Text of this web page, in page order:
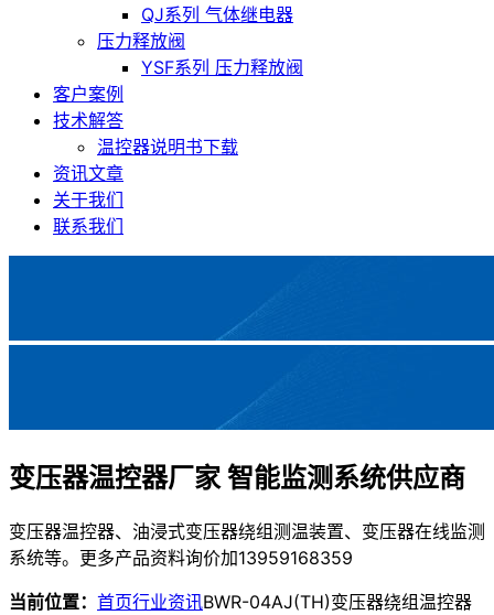
QJ系列 气体继电器
压力释放阀
YSF系列 压力释放阀
客户案例
技术解答
温控器说明书下载
资讯文章
关于我们
联系我们
变压器温控器厂家 智能监测系统供应商
变压器温控器、油浸式变压器绕组测温装置、变压器在线监测
系统等。更多产品资料询价加13959168359
当前位置： 首页行业资讯BWR-04AJ(TH)变压器绕组温控器